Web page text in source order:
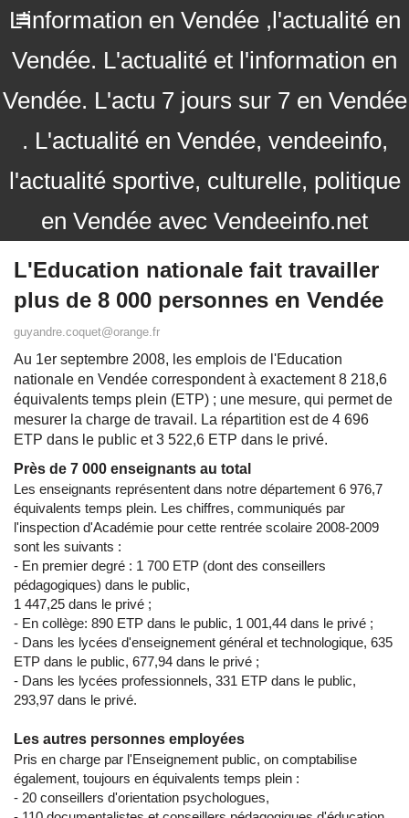
L'information en Vendée ,l'actualité en
Vendée. L'actualité et l'information en
Vendée. L'actu 7 jours sur 7 en Vendée
. L'actualité en Vendée, vendeeinfo,
l'actualité sportive, culturelle, politique
en Vendée avec Vendeeinfo.net
L'Education nationale fait travailler
plus de 8 000 personnes en Vendée
guyandre.coquet@orange.fr
Au 1er septembre 2008, les emplois de l'Education
nationale en Vendée correspondent à exactement 8 218,6
équivalents temps plein (ETP) ; une mesure, qui permet de
mesurer la charge de travail. La répartition est de 4 696
ETP dans le public et 3 522,6 ETP dans le privé.
Près de 7 000 enseignants au total
Les enseignants représentent dans notre département 6 976,7
équivalents temps plein. Les chiffres, communiqués par
l'inspection d'Académie pour cette rentrée scolaire 2008-2009
sont les suivants :
- En premier degré : 1 700 ETP (dont des conseillers
pédagogiques) dans le public,
1 447,25 dans le privé ;
- En collège: 890 ETP dans le public, 1 001,44 dans le privé ;
- Dans les lycées d'enseignement général et technologique, 635
ETP dans le public, 677,94 dans le privé ;
- Dans les lycées professionnels, 331 ETP dans le public,
293,97 dans le privé.
Les autres personnes employées
Pris en charge par l'Enseignement public, on comptabilise
également, toujours en équivalents temps plein :
- 20 conseillers d'orientation psychologues,